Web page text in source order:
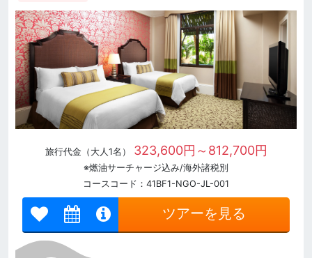
旅行代金（大人1名） 323,600円～812,700円
※燃油サーチャージ込み/海外諸税別
コースコード：41BF1-NGO-JL-001
ツアーを見る